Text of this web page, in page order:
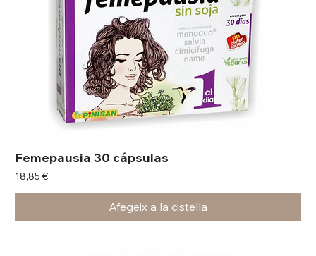
Femepausia 30 cápsulas
Preu
18,85 €
Afegeix a la cistella